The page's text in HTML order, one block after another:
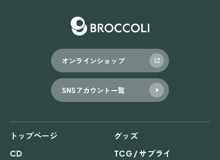
オンラインショップ
SNSアカウント一覧
トップページ
グッズ
CD
TCG / サプライ